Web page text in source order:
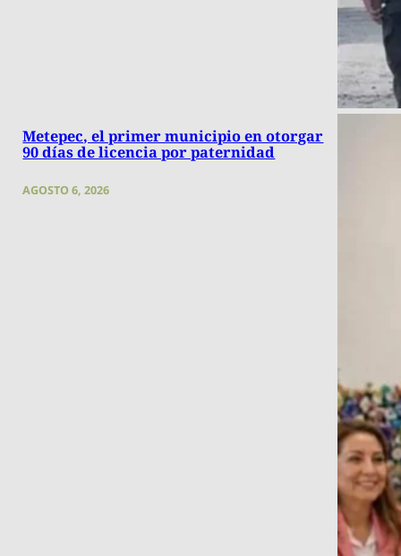
Metepec, el primer municipio en otorgar
90 días de licencia por paternidad
AGOSTO 6, 2026